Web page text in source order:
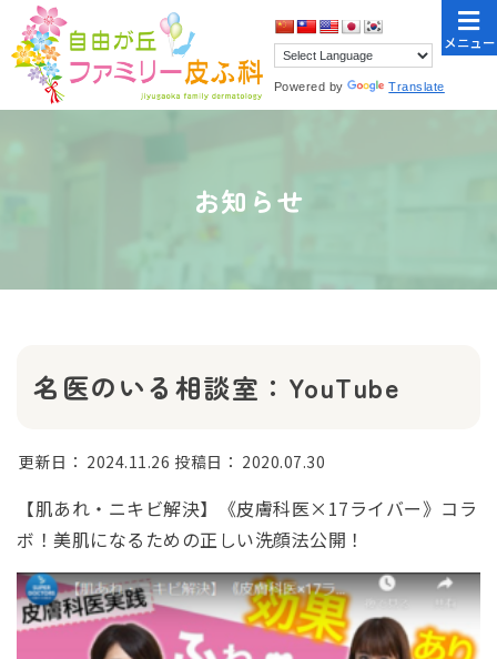
Powered by Translate
お知らせ
名医のいる相談室：YouTube
更新日： 2024.11.26 投稿日： 2020.07.30
【肌あれ・ニキビ解決】《皮膚科医×17ライバー》コラ
ボ！美肌になるための正しい洗顔法公開！
メニュー